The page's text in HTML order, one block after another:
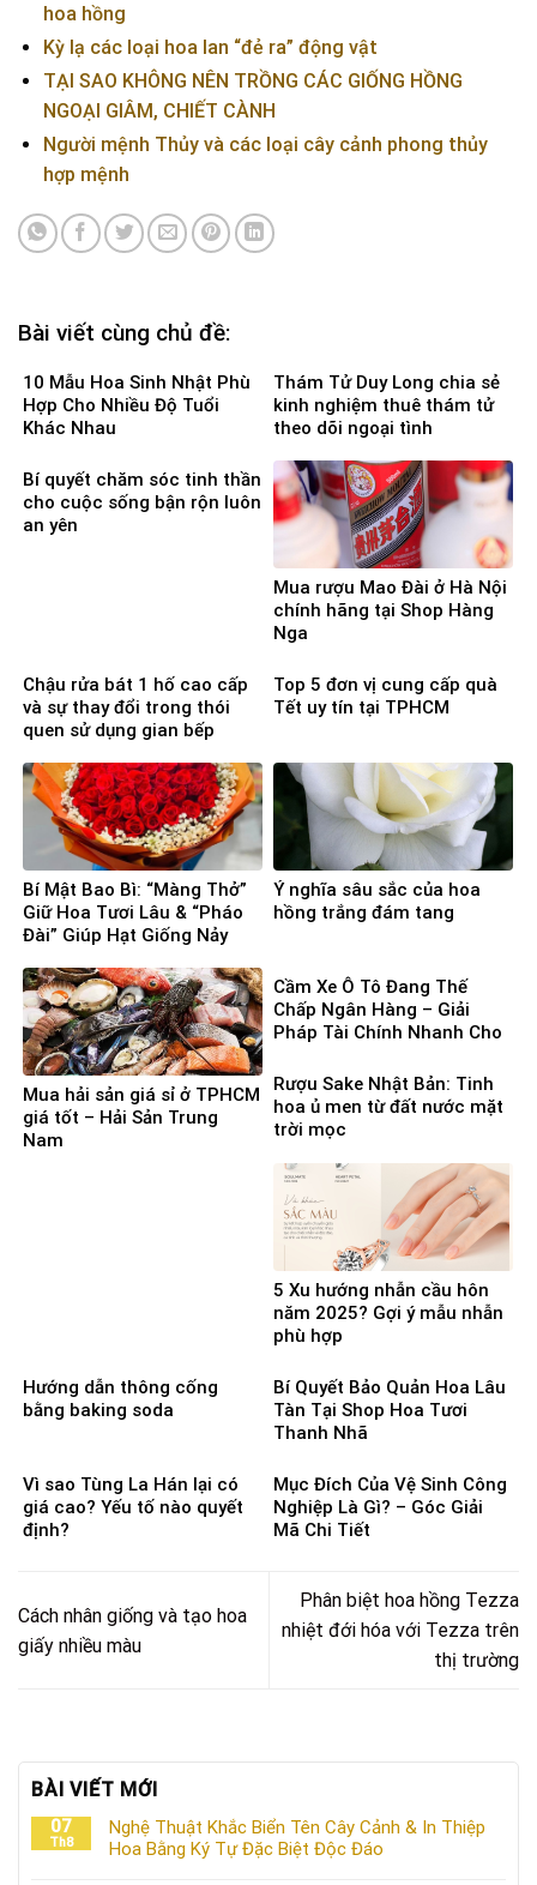
hoa hồng
Kỳ lạ các loại hoa lan “đẻ ra” động vật
TẠI SAO KHÔNG NÊN TRỒNG CÁC GIỐNG HỒNG
NGOẠI GIÂM, CHIẾT CÀNH
Người mệnh Thủy và các loại cây cảnh phong thủy
hợp mệnh
Bài viết cùng chủ đề:
10 Mẫu Hoa Sinh Nhật Phù
Hợp Cho Nhiều Độ Tuổi
Khác Nhau
Thám Tử Duy Long chia sẻ
kinh nghiệm thuê thám tử
theo dõi ngoại tình
Bí quyết chăm sóc tinh thần
cho cuộc sống bận rộn luôn
an yên
Mua rượu Mao Đài ở Hà Nội
chính hãng tại Shop Hàng
Nga
Chậu rửa bát 1 hố cao cấp
và sự thay đổi trong thói
quen sử dụng gian bếp
Top 5 đơn vị cung cấp quà
Tết uy tín tại TPHCM
Bí Mật Bao Bì: “Màng Thở”
Giữ Hoa Tươi Lâu & “Pháo
Đài” Giúp Hạt Giống Nảy
Ý nghĩa sâu sắc của hoa
hồng trắng đám tang
Mua hải sản giá sỉ ở TPHCM
giá tốt – Hải Sản Trung
Nam
Cầm Xe Ô Tô Đang Thế
Chấp Ngân Hàng – Giải
Pháp Tài Chính Nhanh Cho
Rượu Sake Nhật Bản: Tinh
hoa ủ men từ đất nước mặt
trời mọc
5 Xu hướng nhẫn cầu hôn
năm 2025? Gợi ý mẫu nhẫn
phù hợp
Hướng dẫn thông cống
bằng baking soda
Bí Quyết Bảo Quản Hoa Lâu
Tàn Tại Shop Hoa Tươi
Thanh Nhã
Vì sao Tùng La Hán lại có
giá cao? Yếu tố nào quyết
định?
Mục Đích Của Vệ Sinh Công
Nghiệp Là Gì? – Góc Giải
Mã Chi Tiết
Cách nhân giống và tạo hoa
giấy nhiều màu
Phân biệt hoa hồng Tezza
nhiệt đới hóa với Tezza trên
thị trường
BÀI VIẾT MỚI
07
Th8
Nghệ Thuật Khắc Biển Tên Cây Cảnh & In Thiệp
Hoa Bằng Ký Tự Đặc Biệt Độc Đáo